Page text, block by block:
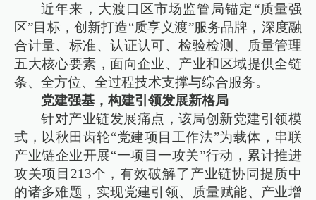
近年来，大渡口区市场监管局锚定“质量强
区”目标，创新打造“质享义渡”服务品牌，深度融
合计量、标准、认证认可、检验检测、质量管理
五大核心要素，面向企业、产业和区域提供全链
条、全方位、全过程技术支撑与综合服务。
党建强基，构建引领发展新格局
针对产业链发展痛点，该局创新党建引领模
式，以秋田齿轮“党建项目工作法”为载体，串联
产业链企业开展“一项目一攻关”行动，累计推进
攻关项目213个，有效破解了产业链协同提质中
的诸多难题，实现党建引领、质量赋能、产业增